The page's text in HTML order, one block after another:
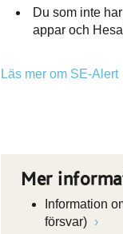
Du som inte
appar och
Läs mer om SE-Alert
Mer
Information
försvar)